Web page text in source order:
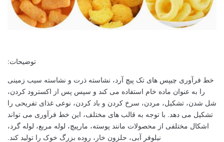
توضیحات:
خط فرآوری چیپس های تک پیچ آرد، نشاسته ذرت و نشاسته سیب زمینی
را به عنوان ماده خام استفاده می کند و سپس پس از اکسترود کردن،
شل شدن، تشکیل، مردن، سرخ کردن و باد کردن، نوعی غذای تفریحی را
تشکیل می دهد. با توجه به قالب های مختلف، این خط فرآوری می تواند
اشکال مختلفی از محصولات مانند پوسته، مارپیچ، لوله مربع، لوله گرد،
نیلوفر آبی، حلزون خار، روده بزرگ خوک را تولید کند.